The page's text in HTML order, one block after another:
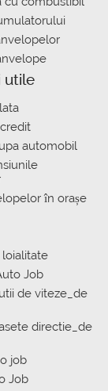
utile
automobil
în orașe
loialitate
Job
de viteze_de
directie_de
job
Job